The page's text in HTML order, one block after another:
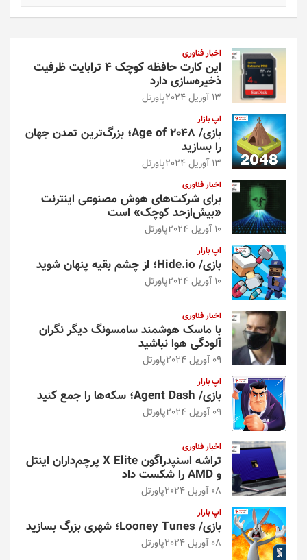
اخبار فناوری
این کارت حافظه کوچک ۴ ترابایت ظرفیت
ذخیره‌سازی دارد
13 آوریل 2024 پاورتل
اپ بازار
بازی/ Age of 2048؛ بزرگ‌ترین تمدن جهان
را بسازید
13 آوریل 2024 پاورتل
اخبار فناوری
برای شرکت‌های هوش مصنوعی اینترنت
«بیش‌از‌حد کوچک» است
10 آوریل 2024 پاورتل
اپ بازار
بازی/ Hide.io؛ از چشم بقیه پنهان شوید
10 آوریل 2024 پاورتل
اخبار فناوری
با ماسک هوشمند سامسونگ دیگر نگران
آلودگی هوا نباشید
09 آوریل 2024 پاورتل
اپ بازار
بازی/ Agent Dash؛ سکه‌ها را جمع کنید
09 آوریل 2024 پاورتل
اخبار فناوری
تراشه اسنپدراگون X Elite پرچم‌داران اینتل
و AMD را شکست داد
08 آوریل 2024 پاورتل
اپ بازار
بازی/ Looney Tunes؛ شهری بزرگ بسازید
08 آوریل 2024 پاورتل